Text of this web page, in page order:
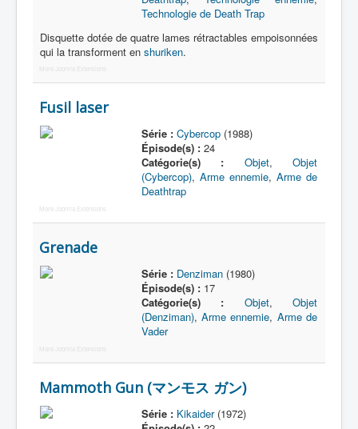
Technologie de Death Trap
Disquette dotée de quatre lames rétractables empoisonnées
qui la transforment en shuriken.
More Joomla Extensions
Fusil laser
Série : Cybercop(1988)
Épisode(s) :24
Catégorie(s) :
Objet,Objet
(Cybercop), Arme ennemie, Arme de
Deathtrap
More Joomla Extensions
Grenade
Série : Denziman(1980)
Épisode(s) :17
Catégorie(s) :
Objet,Objet
(Denziman),Arme ennemie, Arme de
Vader
More Joomla Extensions
Mammoth Gun (マンモス ガン)
Série : Kikaider(1972)